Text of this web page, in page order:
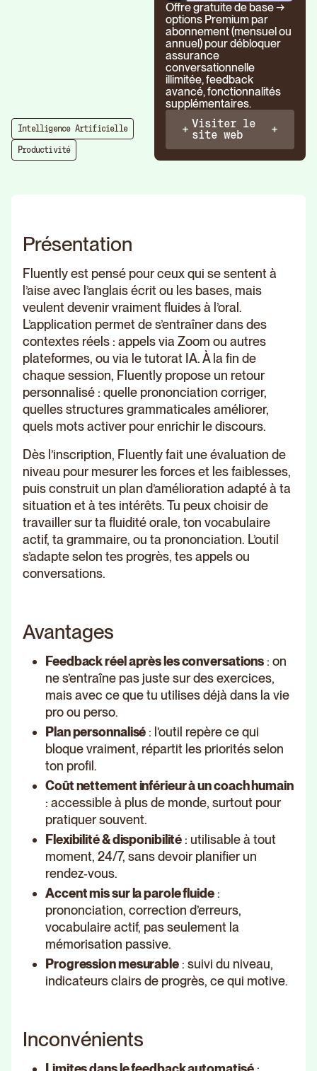
Intelligence Artificielle
Productivité
Offre gratuite de base →
options Premium par
abonnement (mensuel ou
annuel) pour débloquer
assurance
conversationnelle
illimitée, feedback
avancé, fonctionnalités
supplémentaires.
Visiter le
site web
Présentation
Fluently est pensé pour ceux qui se sentent à
l’aise avec l’anglais écrit ou les bases, mais
veulent devenir vraiment fluides à l’oral.
L’application permet de s’entraîner dans des
contextes réels : appels via Zoom ou autres
plateformes, ou via le tutorat IA. À la fin de
chaque session, Fluently propose un retour
personnalisé : quelle prononciation corriger,
quelles structures grammaticales améliorer,
quels mots activer pour enrichir le discours.
Dès l’inscription, Fluently fait une évaluation de
niveau pour mesurer les forces et les faiblesses,
puis construit un plan d’amélioration adapté à ta
situation et à tes intérêts. Tu peux choisir de
travailler sur ta fluidité orale, ton vocabulaire
actif, ta grammaire, ou ta prononciation. L’outil
s’adapte selon tes progrès, tes appels ou
conversations.
Avantages
Feedback réel après les conversations : on
ne s’entraîne pas juste sur des exercices,
mais avec ce que tu utilises déjà dans la vie
pro ou perso.
Plan personnalisé : l’outil repère ce qui
bloque vraiment, répartit les priorités selon
ton profil.
Coût nettement inférieur à un coach humain
: accessible à plus de monde, surtout pour
pratiquer souvent.
Flexibilité & disponibilité : utilisable à tout
moment, 24/7, sans devoir planifier un
rendez‑vous.
Accent mis sur la parole fluide:
prononciation, correction d’erreurs,
vocabulaire actif, pas seulement la
mémorisation passive.
Progression mesurable: suivi du niveau,
indicateurs clairs de progrès, ce qui motive.
Inconvénients